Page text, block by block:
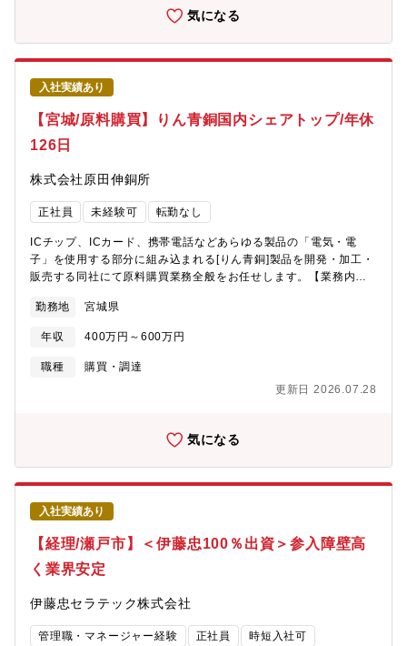
いと考えています。落ち着いた雰囲気の組織で、長期的に腰を据
えて働きたい方に適しています。※業務はチームで分担しながら
進めており、属人化しない体制を整えています（マニュアルあ
り）■ポジション魅力：・少数精鋭のため、経営に近い立場で数値
を扱うことができ、資金繰りや金融機関との折衝など、会社経営
に直結する業務にも関与いただけます。・役員との距離も近く、
スピード感や裁量を持って業務推進いただける環境です。【同社
について】～ファインブランキングプレス加工専門メーカー、創
業100年の歴史で培った高い技術力～創業以来、確かな技術力で自
ョン関係部品など輸送機器部品には必要不可欠な製品を中心にお
客様のニーズに対応してきました。各種自動車部品および車輌部
品の製造を開始後、1952年には車輌用ブレーキ部品の製造をスタ
新幹線の開業時から最新車両に使用され続けています。 この実績
が同社の技術力の証です。
気になる
入社実績あり
【宮城/原料購買】りん青銅国内シェアトップ/年休
126日
株式会社原田伸銅所
正社員 未経験可 転勤なし
ICチップ、ICカード、携帯電話などあらゆる製品の「電気・電
子」を使用する部分に組み込まれる[りん青銅]製品を開発・加工・
販売する同社にて原料購買業務全般をお任せします。【業務内
渉■社内関係部署との調整・連携■その他購買関連業務全般【取り
扱い品目】銅、すず、りん、スクラップ品 など【組織構成】執
行役員-課長クラス2名【やりがい】仕入先との関係構築や納入調
整を通じて、安定した原料調達を支える重要なポジションです。
「りん青銅」の専業メーカーです。■高品質材料の開発で他社と差
ます。■「りん青銅」においては、国内トップのシェアを占めてお
り、顧客ニーズ（品質・コスト・納期）に的確に対応しています
■「りん青銅」は電子、電機、通信、自動車等あらゆる産業分野で
必要なもので、多くの業界をカバーしていることも特徴です。
勤務地 宮城県
年収 400万円～600万円
職種
購買・調達
更新日 2026.07.28
気になる
入社実績あり
【経理/瀬戸市】＜伊藤忠100％出資＞参入障壁高
く業界安定
伊藤忠セラテック株式会社
管理職・マネージャー経験 正社員
時短入社可